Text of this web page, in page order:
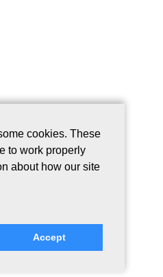
cookies. These
to work properly
about how our site
Accept